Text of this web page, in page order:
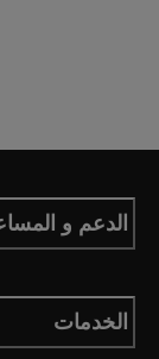
الدعم و
الخدمات